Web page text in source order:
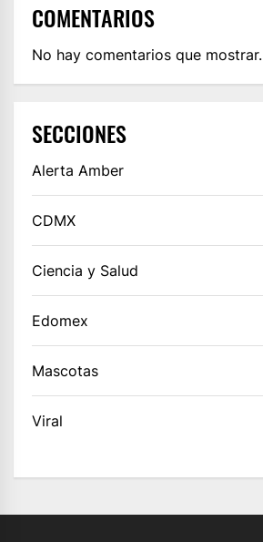
COMENTARIOS
No hay comentarios que mostrar.
SECCIONES
Alerta Amber
CDMX
Ciencia y Salud
Edomex
Mascotas
Viral